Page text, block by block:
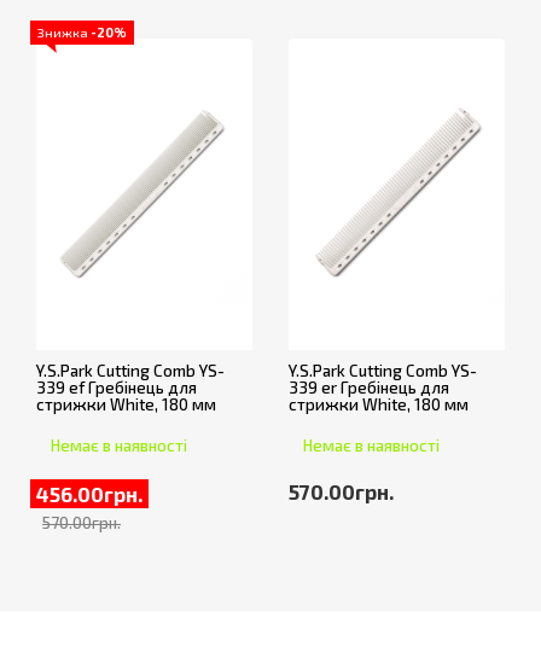
Знижка -20%
Y.S.Park Cutting Comb YS-
339 ef Гребінець для
стрижки White, 180 мм
Немає в наявності
456.00грн.
570.00грн.
Y.S.Park Cutting Comb YS-
339 er Гребінець для
стрижки White, 180 мм
Немає в наявності
570.00грн.